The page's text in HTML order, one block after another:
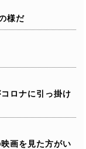
様だ
ロナに引っ掛け
画を見た方がい